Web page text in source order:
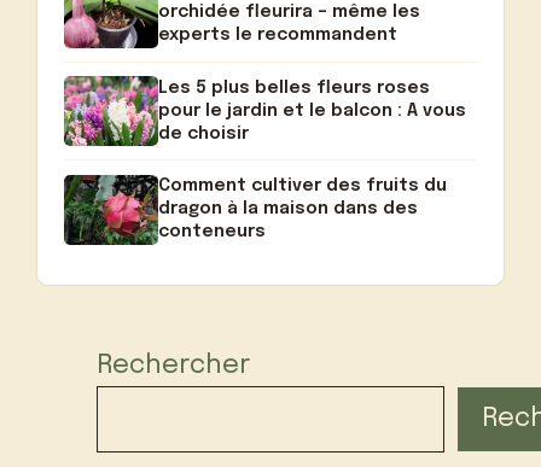
orchidée fleurira – même les
experts le recommandent
Les 5 plus belles fleurs roses
pour le jardin et le balcon : A vous
de choisir
Comment cultiver des fruits du
dragon à la maison dans des
conteneurs
Rechercher